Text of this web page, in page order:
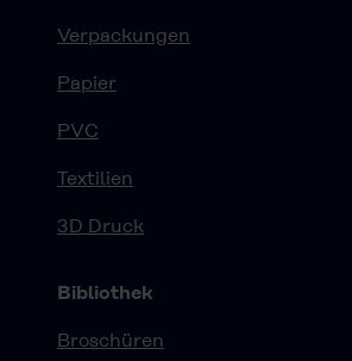
Verpackungen
Papier
PVC
Textilien
3D Druck
Bibliothek
Broschüren